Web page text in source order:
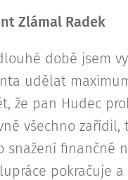
Zlámal Radek
době jsem
udělat
že pan Hudec
všechno zařídil,
snažení finančně
pokračuje